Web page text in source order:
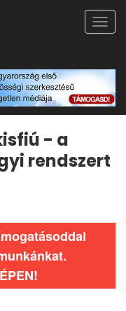
- a
rendszert